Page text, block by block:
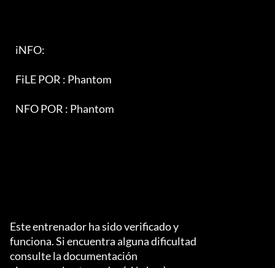
Este entrenador ha sido verificado y
funciona. Si encuentra alguna dificultad
consulte la documentación